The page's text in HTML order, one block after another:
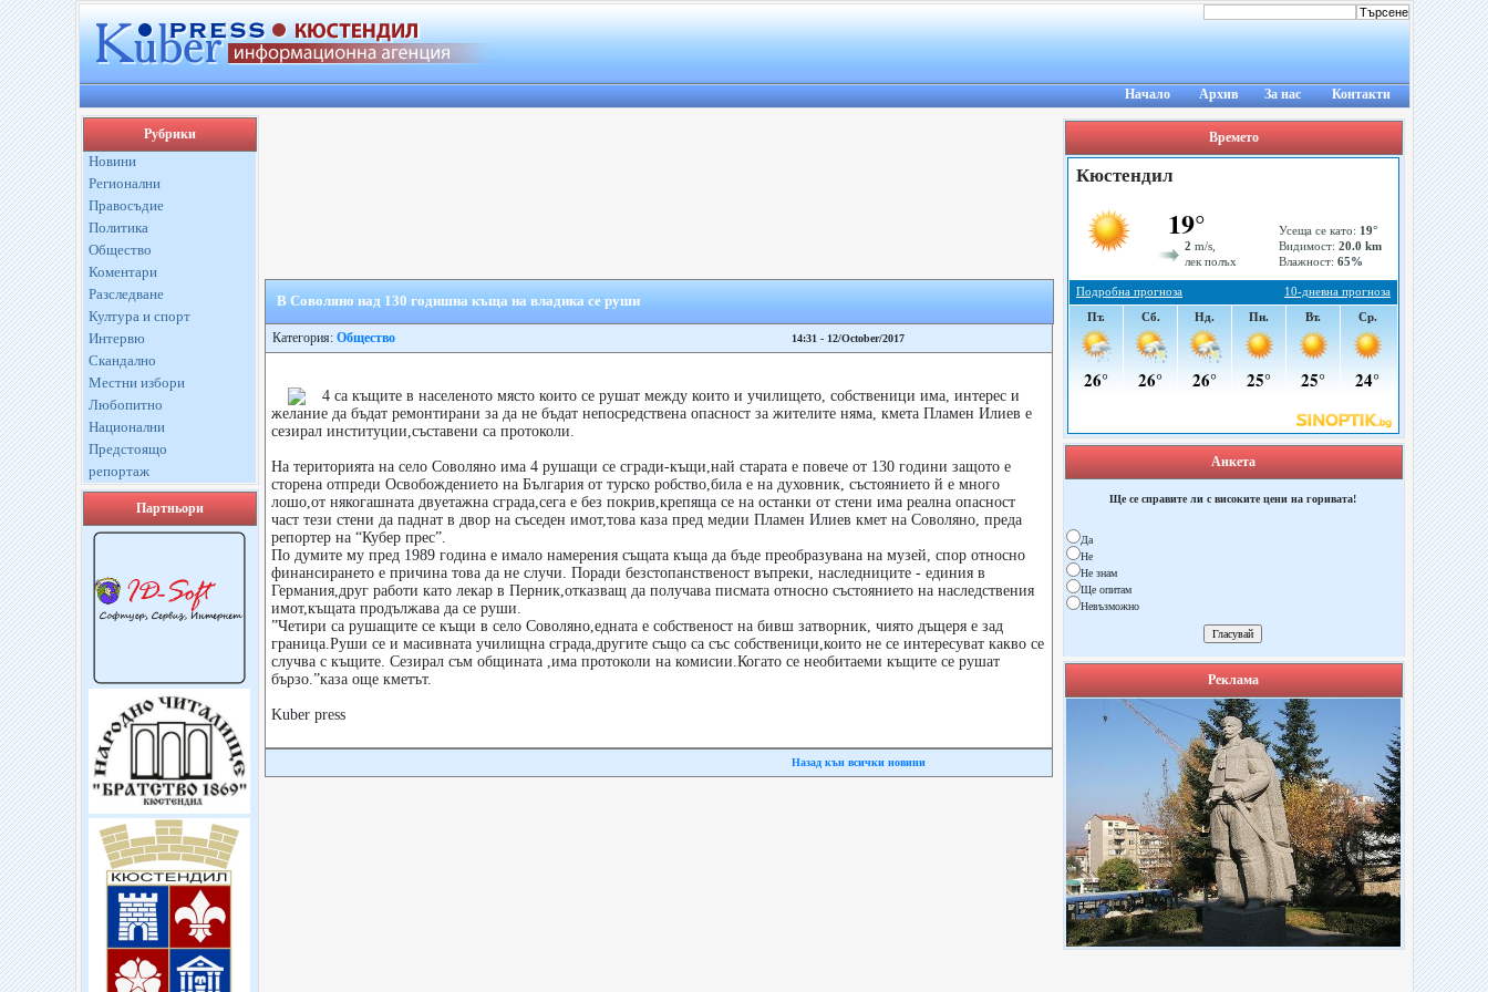
Начало Архив За нас Контакти
Рубрики
Новини
Регионални
Правосъдие
Политика
Общество
Коментари
Разследване
Култура и спорт
Интервю
Скандално
Местни избори
Любопитно
Национални
Предстоящо
репортаж
Партньори
В Соволяно над 130 годишна къща на владика се руши
Категория: Общество 14:31 - 12/October/2017
4 са къщите в населеното място които се рушат между които и училището, собственици има, интерес и
желание да бъдат ремонтирани за да не бъдат непосредствена опасност за жителите няма, кмета Пламен Илиев е
сезирал институции,съставени са протоколи.
На територията на село Соволяно има 4 рушащи се сгради-къщи,най старата е повече от 130 години защото е
сторена отпреди Освобождението на България от турско робство,била е на духовник, състоянието й е много
лошо,от някогашната двуетажна сграда,сега е без покрив,крепяща се на останки от стени има реална опасност
част тези стени да паднат в двор на съседен имот,това каза пред медии Пламен Илиев кмет на Соволяно, преда
репортер на “Кубер прес”.
По думите му пред 1989 година е имало намерения същата къща да бъде преобразувана на музей, спор относно
финансирането е причина това да не случи. Поради безстопанственост въпреки, наследниците - единия в
Германия,друг работи като лекар в Перник,отказващ да получава писмата относно състоянието на наследствения
имот,къщата продължава да се руши.
”Четири са рушащите се къщи в село Соволяно,едната е собственост на бивш затворник, чиято дъщеря е зад
граница.Руши се и масивната училищна сграда,другите също са със собственици,които не се интересуват какво се
случва с къщите. Сезирал съм общината ,има протоколи на комисии.Когато се необитаеми къщите се рушат
бързо.”каза още кметът.
Kuber press
Назад кън всички новини
Времето
Анкета
Ще се справите ли с високите цени на горивата!
Да
Не
Не знам
Ще опитам
Невъзможно
Реклама